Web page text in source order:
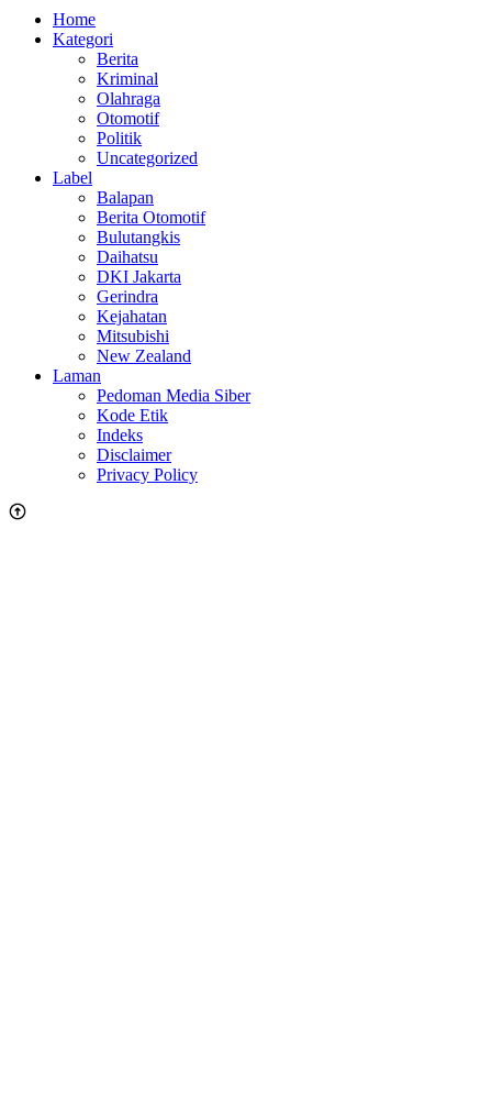
Home
Kategori
Berita
Kriminal
Olahraga
Otomotif
Politik
Uncategorized
Label
Balapan
Berita Otomotif
Bulutangkis
Daihatsu
DKI Jakarta
Gerindra
Kejahatan
Mitsubishi
New Zealand
Laman
Pedoman Media Siber
Kode Etik
Indeks
Disclaimer
Privacy Policy